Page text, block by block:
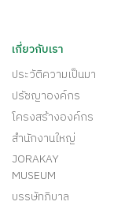
เกี่ยวกับเรา
ประวัติความเป็นมา
ปรัชญาองค์กร
โครงสร้างองค์กร
สำนักงานใหญ่
JORAKAY
MUSEUM
บรรษัทภิบาล